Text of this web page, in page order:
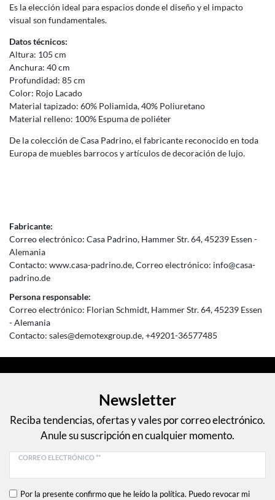
Es la elección ideal para espacios donde el diseño y el impacto
visual son fundamentales.
Datos técnicos:
Altura: 105 cm
Anchura: 40 cm
Profundidad: 85 cm
Color: Rojo Lacado
Material tapizado: 60% Poliamida, 40% Poliuretano
Material relleno: 100% Espuma de poliéter
De la colección de Casa Padrino, el fabricante reconocido en toda
Europa de muebles barrocos y artículos de decoración de lujo.
Fabricante:
Correo electrónico: Casa Padrino Hammer Str.64 45239 Essen
Alemania
Contacto: www.casa-padrino.de Correo electrónico: info@casa-
padrino.de
Persona responsable:
Correo electrónico: Florian Schmidt Hammer Str.64 45239 Essen
Alemania
Contacto: sales@demotexgroup.de +49201-36577485
Newsletter
Reciba tendencias, ofertas y vales por correo electrónico.
Anule su suscripción en cualquier momento.
CORREO ELECTRÓNICO **
Por la presente confirmo que he leído la política. Puedo revocar mi